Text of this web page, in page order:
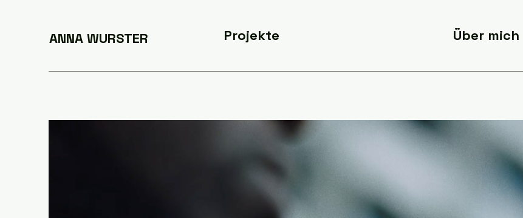
ANNA WURSTER Projekte Über mich